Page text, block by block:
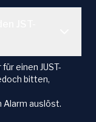
einen JUST-
bitten,
auslöst.